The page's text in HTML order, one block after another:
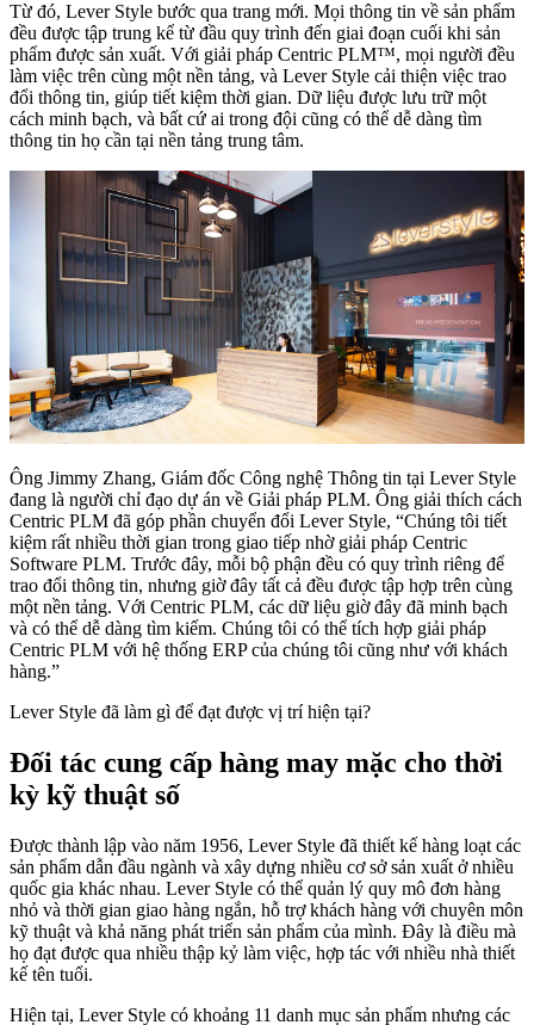
Từ đó, Lever Style bước qua trang mới. Mọi thông tin về sản phẩm
đều được tập trung kể từ đầu quy trình đến giai đoạn cuối khi sản
phẩm được sản xuất. Với giải pháp Centric PLM™, mọi người đều
làm việc trên cùng một nền tảng, và Lever Style cải thiện việc trao
đổi thông tin, giúp tiết kiệm thời gian. Dữ liệu được lưu trữ một
cách minh bạch, và bất cứ ai trong đội cũng có thể dễ dàng tìm
thông tin họ cần tại nền tảng trung tâm.
Ông Jimmy Zhang, Giám đốc Công nghệ Thông tin tại Lever Style
đang là người chỉ đạo dự án về Giải pháp PLM. Ông giải thích cách
Centric PLM đã góp phần chuyển đổi Lever Style, “Chúng tôi tiết
kiệm rất nhiều thời gian trong giao tiếp nhờ giải pháp Centric
Software PLM. Trước đây, mỗi bộ phận đều có quy trình riêng để
trao đổi thông tin, nhưng giờ đây tất cả đều được tập hợp trên cùng
một nền tảng. Với Centric PLM, các dữ liệu giờ đây đã minh bạch
và có thể dễ dàng tìm kiếm. Chúng tôi có thể tích hợp giải pháp
Centric PLM với hệ thống ERP của chúng tôi cũng như với khách
hàng.”
Lever Style đã làm gì để đạt được vị trí hiện tại?
Đối tác cung cấp hàng may mặc cho thời
kỳ kỹ thuật số
Được thành lập vào năm 1956, Lever Style đã thiết kế hàng loạt các
sản phẩm dẫn đầu ngành và xây dựng nhiều cơ sở sản xuất ở nhiều
quốc gia khác nhau. Lever Style có thể quản lý quy mô đơn hàng
nhỏ và thời gian giao hàng ngắn, hỗ trợ khách hàng với chuyên môn
kỹ thuật và khả năng phát triển sản phẩm của mình. Đây là điều mà
họ đạt được qua nhiều thập kỷ làm việc, hợp tác với nhiều nhà thiết
kế tên tuổi.
Hiện tại, Lever Style có khoảng 11 danh mục sản phẩm nhưng các